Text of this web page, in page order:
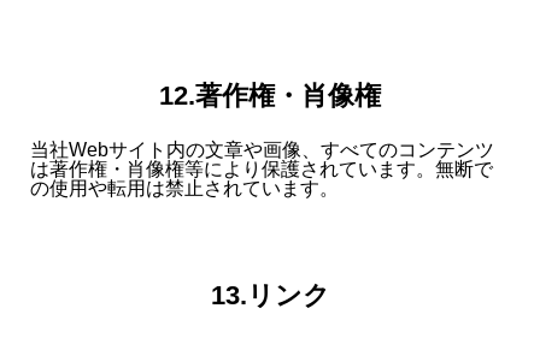
12.著作権・肖像権
当社Webサイト内の文章や画像、すべてのコンテンツ
は著作権・肖像権等により保護されています。無断で
の使用や転用は禁止されています。
13.リンク